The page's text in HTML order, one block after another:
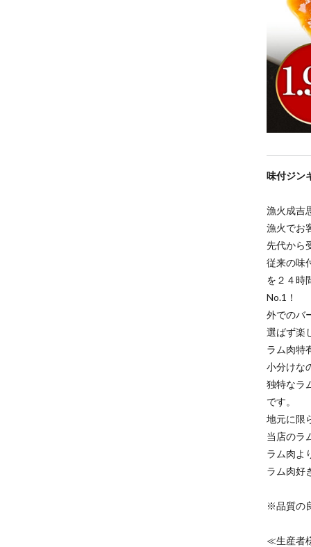
味付ジン
漁火成吉
漁火でお
先代から
従来の味
を２４時
No.1！
外でのバ
選ばず楽
ラム肉特
小分けな
独特なラ
です。
地元に限
当店のラ
ラム肉よ
ラム肉好
※品質の
≪生産者